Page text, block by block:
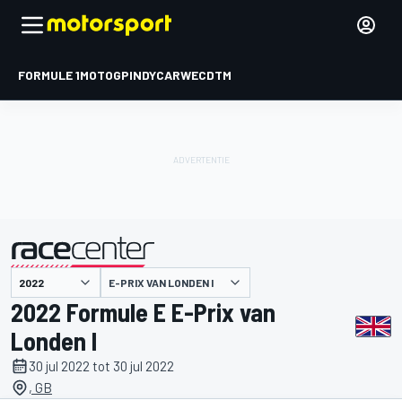
FORMULE 1MOTOGPINDYCARWECDTM
gepresenteerd door E-PRIX VAN LONDEN I
2022 Formule E E-Prix van
Londen I
30 jul 2022 tot 30 jul 2022
, GB